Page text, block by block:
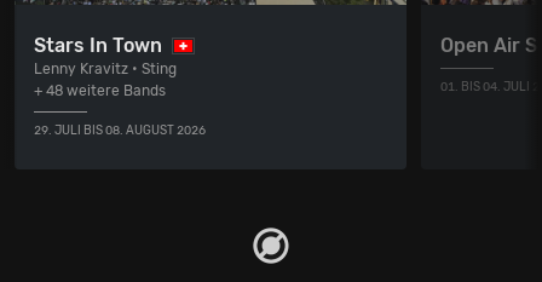
Stars In Town
Lenny Kravitz • Sting
+ 48 weitere Bands
29. JULI BIS 08. AUGUST 2026
Open Air
01. BIS 04. JULI